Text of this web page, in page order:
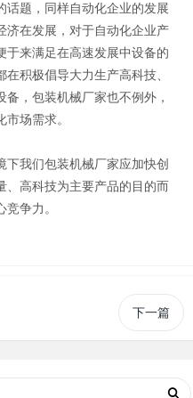
话题，同样自动化企业的发展
济在发展，对于自动化企业产
于来满足在高速发展中设备的
积极倡导大力生产高科技、
，包装机械厂家也不例外，
场需求。
下我们包装机械厂家应加快创
、高科技为主要产品的目的而
争力。
下一篇